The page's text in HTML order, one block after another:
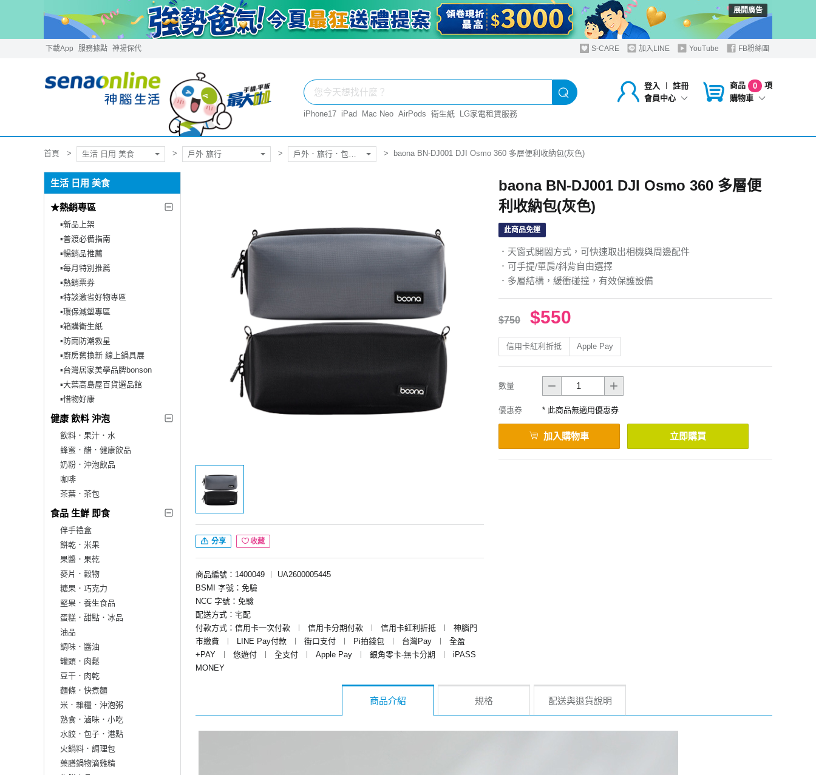
展開廣告
下載App 服務據點 神揚保代 S-CARE 加入LINE YouTube FB粉絲團
登入 ︱
註冊
會員中心
商品 0
項
購物車
iPhone17 iPad Mac Neo AirPods 衛生紙 LG家電租賃服務
首頁 生活 日用 美食 戶外 旅行 baona BN-DJ001 DJI Osmo 360 多層便利收納包(灰色)
生活 日用 美食
★熱銷專區
▪︎新品上架
▪︎普渡必備指南
▪︎暢銷品推薦
▪︎每月特別推薦
▪︎熱銷票券
▪︎特談激省好物專區
▪︎環保減塑專區
▪︎箱購衛生紙
▪︎防雨防潮救星
▪︎廚房舊換新 線上鍋具展
▪︎台灣居家美學品牌bonson
▪︎大葉高島屋百貨選品館
▪︎惜物好康
健康 飲料 沖泡
飲料．果汁．水
蜂蜜．醋．健康飲品
奶粉．沖泡飲品
咖啡
茶葉．茶包
食品 生鮮 即食
伴手禮盒
餅乾．米果
果醬．果乾
麥片．穀物
糖果．巧克力
堅果．養生食品
蛋糕．甜點．冰品
油品
調味．醬油
罐頭．肉鬆
豆干．肉乾
麵條．快煮麵
米．雜糧．沖泡粥
熟食．滷味．小吃
水餃．包子．港點
火鍋料．調理包
藥膳鍋物滴雞精
分享 收藏
商品編號：1400049 ︱
UA2600005445
BSMI 字號：免驗
NCC 字號：免驗
配送方式：宅配
付款方式：信用卡一次付款
︱ 信用卡分期付款 ︱ 信用卡紅利折抵 ︱
神腦門
市繳費
︱ LINE Pay付款 ︱ 街口支付 ︱ Pi拍錢包 ︱ 台灣Pay ︱
全盈
+PAY
︱ 悠遊付 ︱ 全支付 ︱ Apple Pay ︱ 銀角零卡-無卡分期 ︱
iPASS
MONEY
baona BN-DJ001 DJI Osmo 360 多層便
利收納包(灰色)
此商品免運
．天窗式開闔方式，可快速取出相機與周邊配件
．可手提/單肩/斜背自由選擇
．多層結構，緩衝碰撞，有效保護設備
$750 $550
信用卡紅利折抵 Apple Pay
數量
優惠券 * 此商品無適用優惠券
加入購物車 立即購買
商品介紹 規格 配送與退貨說明